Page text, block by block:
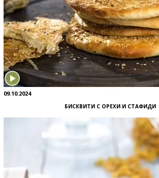
09.10.2024
БИСКВИТИ С ОРЕХИ И СТАФИДИ